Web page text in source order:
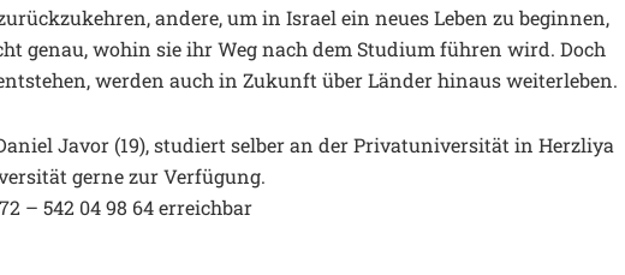
andere, um in Israel ein neues Leben zu beginnen,
genau, wohin sie ihr Weg nach dem Studium führen wird. Doch
werden auch in Zukunft über Länder hinaus weiterleben.
Javor (19), studiert selber an der Privatuniversität in Herzliya
gerne zur Verfügung.
– 542 04 98 64 erreichbar